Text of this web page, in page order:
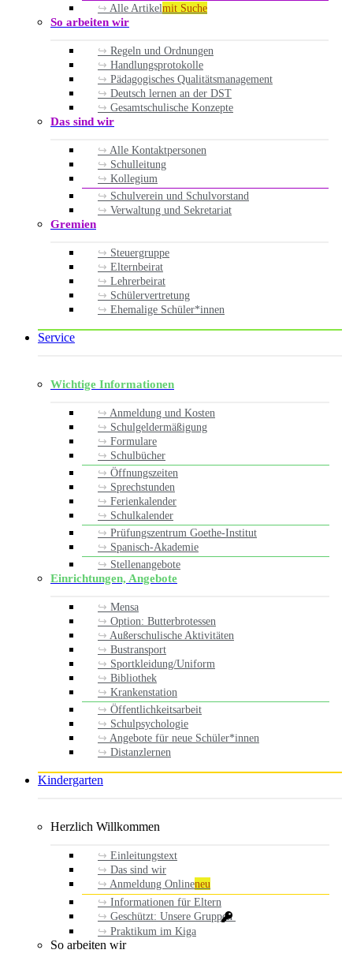
Alle Artikelmit Suche
So arbeiten wir
Regeln und Ordnungen
Handlungsprotokolle
Pädagogisches Qualitätsmanagement
Deutsch lernen an der DST
Gesamtschulische Konzepte
Das sind wir
Alle Kontaktpersonen
Schulleitung
Kollegium
Schulverein und Schulvorstand
Verwaltung und Sekretariat
Gremien
Steuergruppe
Elternbeirat
Lehrerbeirat
Schülervertretung
Ehemalige Schüler*innen
Service
Wichtige Informationen
Anmeldung und Kosten
Schulgeldermäßigung
Formulare
Schulbücher
Öffnungszeiten
Sprechstunden
Ferienkalender
Schulkalender
Prüfungszentrum Goethe-Institut
Spanisch-Akademie
Stellenangebote
Einrichtungen, Angebote
Mensa
Option: Butterbrotessen
Außerschulische Aktivitäten
Bustransport
Sportkleidung/Uniform
Bibliothek
Krankenstation
Öffentlichkeitsarbeit
Schulpsychologie
Angebote für neue Schüler*innen
Distanzlernen
Kindergarten
Herzlich Willkommen
Einleitungstext
Das sind wir
Anmeldung Onlineneu
Informationen für Eltern
Geschützt: Unsere Gruppen
Praktikum im Kiga
So arbeiten wir